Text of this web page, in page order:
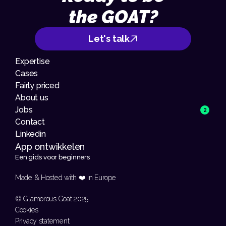
the GOAT?
Let's talk
Expertise
Cases
Fairly priced
About us
Jobs
2
Contact
Linkedin
Een gids voor beginners
Made & Hosted with ❤️ in Europe
© Glamorous Goat 2025
Cookies
Privacy statement